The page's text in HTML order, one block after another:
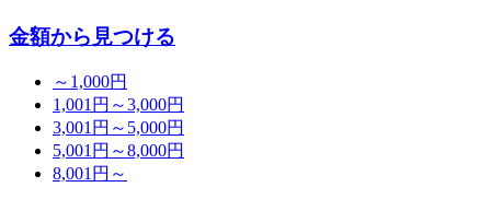
金額から見つける
～1,000円
1,001円～3,000円
3,001円～5,000円
5,001円～8,000円
8,001円～